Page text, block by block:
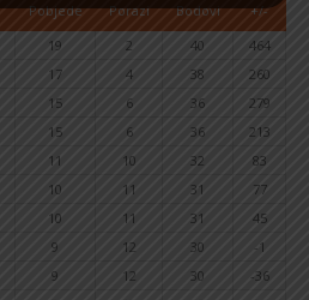
Pobjede Porazi Bodovi
+/-
19 2 40
464
17 4 38
260
15 6 36
279
15 6 36
213
11 10 32
83
10 11 31
77
10 11 31
45
9 12 30
-1
9 12 30
-36